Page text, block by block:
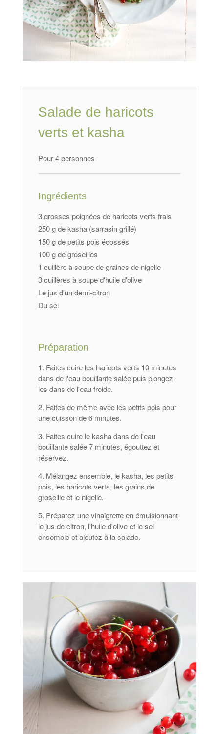
Salade de haricots
verts et kasha
Pour 4 personnes
Ingrédients
3 grosses poignées de haricots verts frais
250 g de kasha (sarrasin grillé)
150 g de petits pois écossés
100 g de groseilles
1 cuillère à soupe de graines de nigelle
3 cuillères à soupe d'huile d'olive
Le jus d'un demi-citron
Du sel
Préparation
Faites cuire les haricots verts 10 minutes
dans de l'eau bouillante salée puis plongez-
les dans de l'eau froide.
Faites de même avec les petits pois pour
une cuisson de 6 minutes.
Faites cuire le kasha dans de l'eau
bouillante salée 7 minutes, égouttez et
réservez.
Mélangez ensemble, le kasha, les petits
pois, les haricots verts, les grains de
groseille et le nigelle.
Préparez une vinaigrette en émulsionnant
le jus de citron, l'huile d'olive et le sel
ensemble et ajoutez à la salade.